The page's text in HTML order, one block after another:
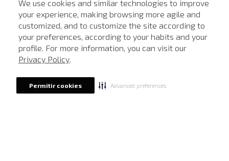
We use cookies and similar technologies to improve
your experience, making browsing more agile and
customized, and to customize the site according to
your preferences, according to your habits and your
profile. For more information, you can visit our
Privacy Policy.
Permitir cookies Advanced preferences